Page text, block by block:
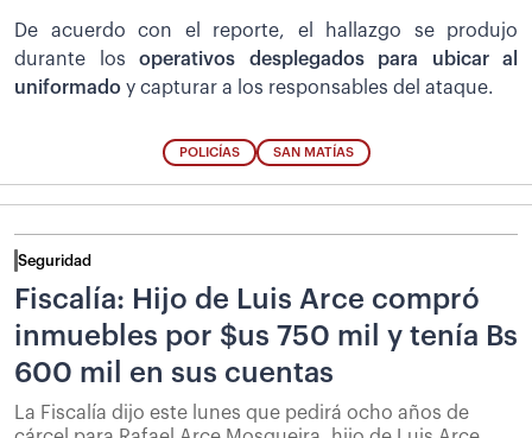
De acuerdo con el reporte, el hallazgo se produjo
durante los operativos desplegados para ubicar al
uniformado y capturar a los responsables del ataque.
POLICÍAS SAN MATÍAS
Seguridad
Fiscalía: Hijo de Luis Arce compró
inmuebles por $us 750 mil y tenía Bs
600 mil en sus cuentas
La Fiscalía dijo este lunes que pedirá ocho años de